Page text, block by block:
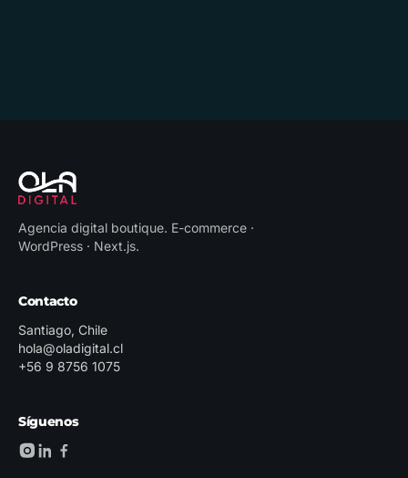
Agencia digital boutique. E-commerce ·
WordPress · Next.js.
Contacto
Santiago, Chile
hola@oladigital.cl
+56 9 8756 1075
Síguenos